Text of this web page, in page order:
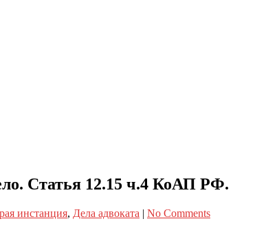
Статья 12.15 ч.4 КоАП РФ.
инстанция, Дела адвоката | No Comments